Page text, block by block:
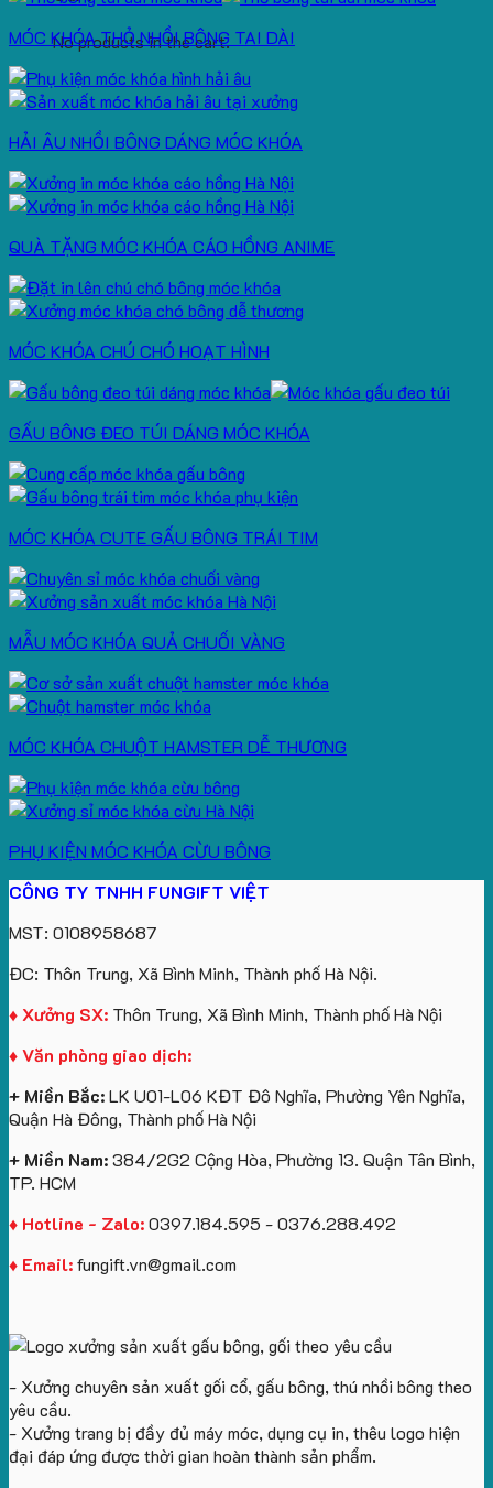
No products in the cart.
MÓC KHÓA THỎ NHỒI BÔNG TAI DÀI
HẢI ÂU NHỒI BÔNG DÁNG MÓC KHÓA
QUÀ TẶNG MÓC KHÓA CÁO HỒNG ANIME
MÓC KHÓA CHÚ CHÓ HOẠT HÌNH
GẤU BÔNG ĐEO TÚI DÁNG MÓC KHÓA
MÓC KHÓA CUTE GẤU BÔNG TRÁI TIM
MẪU MÓC KHÓA QUẢ CHUỐI VÀNG
MÓC KHÓA CHUỘT HAMSTER DỄ THƯƠNG
PHỤ KIỆN MÓC KHÓA CỪU BÔNG
CÔNG TY TNHH FUNGIFT VIỆT
MST: 0108958687
ĐC: Thôn Trung, Xã Bình Minh, Thành phố Hà Nội.
♦ Xưởng SX: Thôn Trung, Xã Bình Minh, Thành phố Hà Nội
♦ Văn phòng giao dịch:
+ Miền Bắc:LK U01-L06 KĐT Đô Nghĩa, Phường Yên Nghĩa,
Quận Hà Đông, Thành phố Hà Nội
+ Miền Nam:384/2G2 Cộng Hòa, Phường 13. Quận Tân Bình,
TP. HCM
♦ Hotline - Zalo:0397.184.595 - 0376.288.492
♦ Email:fungift.vn@gmail.com
- Xưởng chuyên sản xuất gối cổ, gấu bông, thú nhồi bông theo
yêu cầu.
- Xưởng trang bị đầy đủ máy móc, dụng cụ in, thêu logo hiện
đại đáp ứng được thời gian hoàn thành sản phẩm.